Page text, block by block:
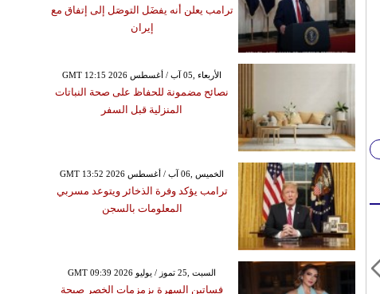
ترامب يعلن أنه يفضَل التوصَل إلى إتفاق مع
إيران
GMT 12:15 2026 الأربعاء ,05 آب / أغسطس
نصائح مضمونة للحفاظ على صحة النباتات
المنزلية قبل السفر
GMT 13:52 2026 الخميس ,06 آب / أغسطس
ترامب يؤكد وفرة الذخائر ويتوعد مسربي
المعلومات بالسجن
GMT 09:39 2026 السبت ,25 تموز / يوليو
فساتين السهرة بزمزمات الخصر صيحة